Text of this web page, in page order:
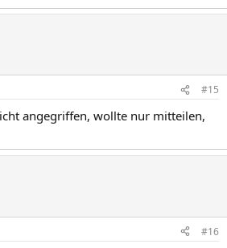
#15
angegriffen, wollte nur mitteilen,
#16